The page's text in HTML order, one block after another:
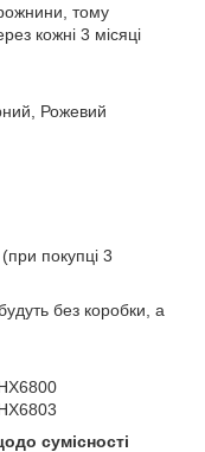
тому
кожні 3 місяці
Рожевий
покупці 3
без коробки, а
сумісності